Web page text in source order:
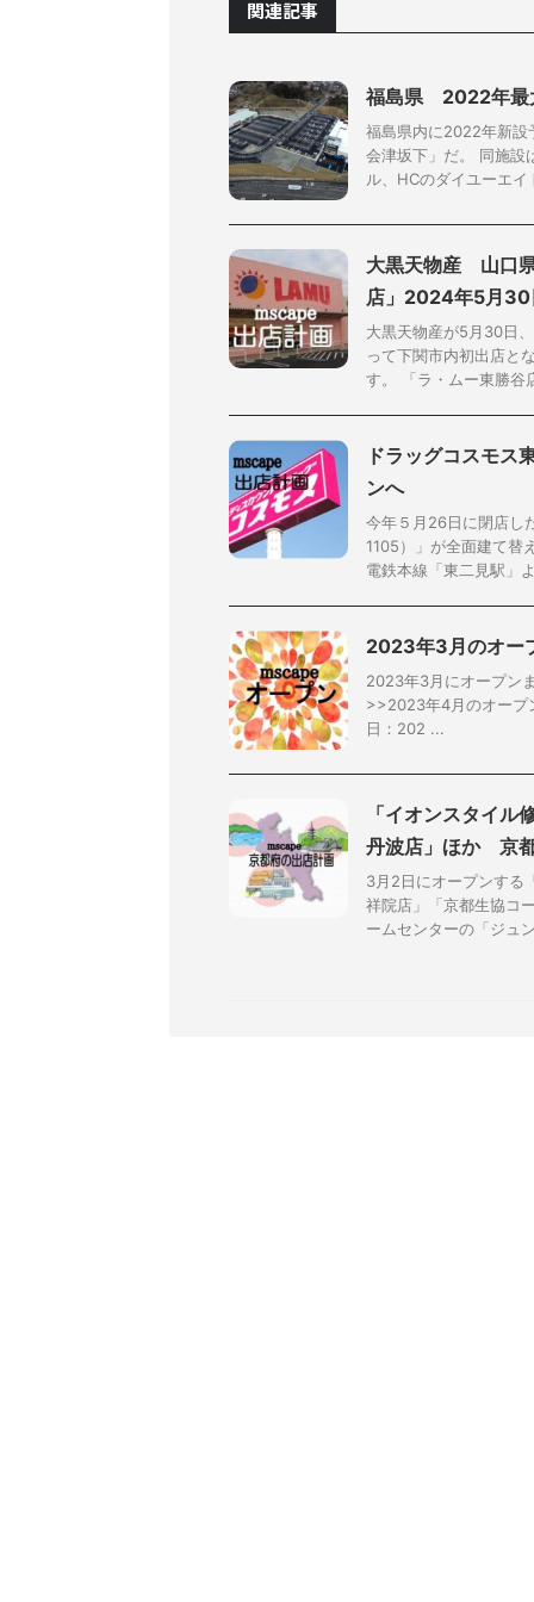
関連記事
福島県 2022年最
福島県内に2022年新設
会津坂下」だ。 同施設
ル、HCのダイユーエ
大黒天物産 山口
店」2024年5月30
大黒天物産が5月30日
って下関市内初出店と
す。 「ラ・ムー東勝谷
ドラッグコスモ
ンへ
今年５月26日に閉店し
1105）」が全面建て替
電鉄本線「東二見駅」
2023年3月のオー
2023年3月にオープン
>>2023年4月のオープ
日：202 ...
「イオンスタイル
丹波店」ほか 京
3月2日にオープンする
祥院店」「京都生協コ
ームセンターの「ジュ